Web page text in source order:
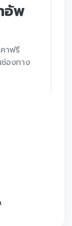
อัพ
าฟรี
องทาง